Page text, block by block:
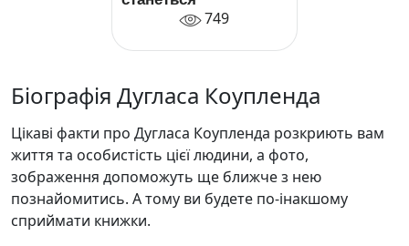
749
Біографія Дугласа Коупленда
Цікаві факти про Дугласа Коупленда розкриють вам
життя та особистість цієї людини, а фото,
зображення допоможуть ще ближче з нею
познайомитись. А тому ви будете по-інакшому
сприймати книжки.